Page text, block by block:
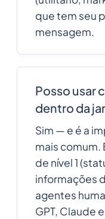
que tem seu
mensagem.
Posso usar
dentro da
Sim — e é a
mais comum.
de nível 1
informações
agentes
GPT, Claude